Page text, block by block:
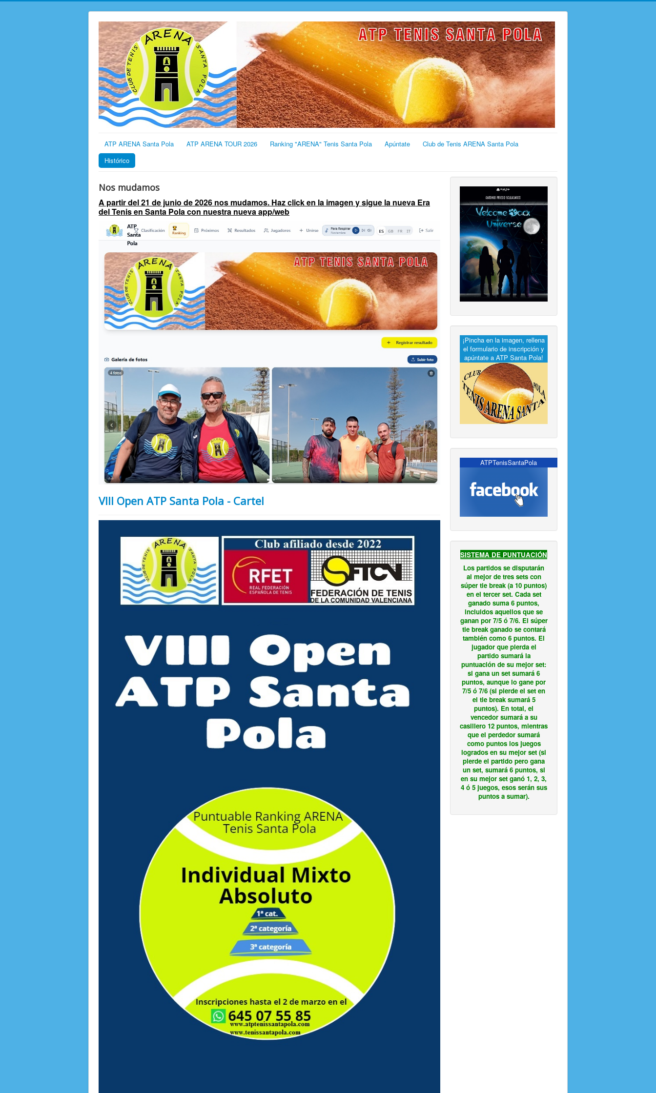
ATP ARENA Santa Pola ATP ARENA TOUR 2026 Ranking "ARENA" Tenis Santa Pola Apúntate
Club de Tenis ARENA Santa Pola
Histórico
Nos mudamos
A partir del 21 de junio de 2026 nos mudamos. Haz click en la imagen y sigue la nueva Era
del Tenis en Santa Pola con nuestra nueva app/web
VIII Open ATP Santa Pola - Cartel
¡Pincha en la imagen, rellena
el formulario de inscripción y
apúntate a ATP Santa Pola!
ATPTenisSantaPola
SISTEMA DE PUNTUACIÓN
Los partidos se disputarán
al mejor de tres sets con
súper tie break (a 10 puntos)
en el tercer set. Cada set
ganado suma 6 puntos,
incluidos aquellos que se
ganan por 7/5 ó 7/6. El súper
tie break ganado se contará
también como 6 puntos. El
jugador que pierda el
partido sumará la
puntuación de su mejor set:
si gana un set sumará 6
puntos, aunque lo gane por
7/5 ó 7/6 (si pierde el set en
el tie break sumará 5
puntos). En total, el
vencedor sumará a su
casillero 12 puntos, mientras
que el perdedor sumará
como puntos los juegos
logrados en su mejor set (si
pierde el partido pero gana
un set, sumará 6 puntos, si
en su mejor set ganó 1, 2, 3,
4 ó 5 juegos, esos serán sus
puntos a sumar).